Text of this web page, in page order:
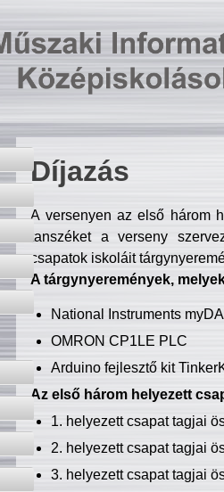
Díjazás
A versenyen az első három
tanszéket a verseny
csapatok iskoláit
A tárgynyeremények,
National Instruments
OMRON CP1LE PLC
Arduino fejlesztő kit
Az első három helyezett
1. helyezett csapat tagjai
2. helyezett csapat tagjai
3. helyezett csapat tagjai